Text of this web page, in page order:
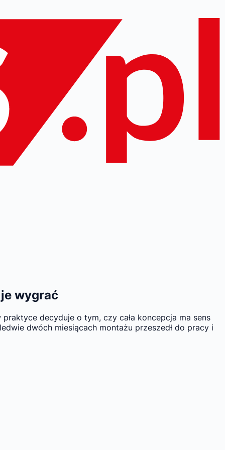
wygrać
decyduje o tym, czy cała koncepcja ma sens
dwóch miesiącach montażu przeszedł do pracy i